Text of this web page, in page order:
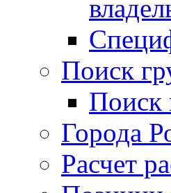
Поиск
Поиск
Города
Расчет